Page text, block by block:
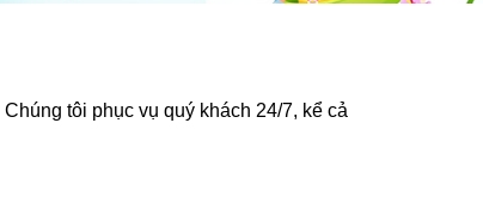
Chúng tôi phục vụ quý khách 24/7, kể cả